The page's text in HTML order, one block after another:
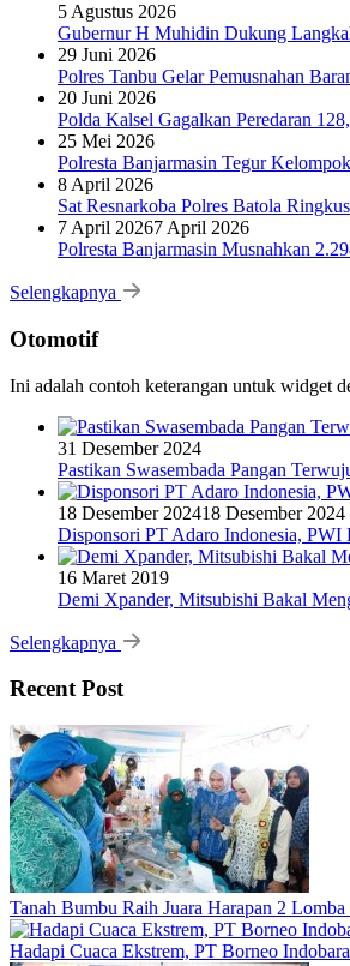
5 Agustus 2026
Gubernur H Muhidin Dukung
29 Juni 2026
Polres Tanbu Gelar Pemusnahan
20 Juni 2026
Polda Kalsel Gagalkan Peredaran
25 Mei 2026
Polresta Banjarmasin Tegur
8 April 2026
Sat Resnarkoba Polres Batola
7 April 20267 April 2026
Polresta Banjarmasin Musnahkan
Selengkapnya
Otomotif
Ini adalah contoh keterangan untuk widget
31 Desember 2024
Pastikan Swasembada Pangan
18 Desember 202418 Desember 2024
Disponsori PT Adaro Indonesia, PWI
16 Maret 2019
Demi Xpander, Mitsubishi Bakal
Selengkapnya
Recent Post
Tanah Bumbu Raih Juara Harapan 2
Hadapi Cuaca Ekstrem, PT Borneo